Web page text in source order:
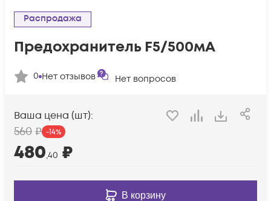
Распродажа
Предохранитель F5/500мА
0 Нет отзывов Нет вопросов
Ваша цена (шт):
560 ₽ -14%
480,40 ₽
В корзину